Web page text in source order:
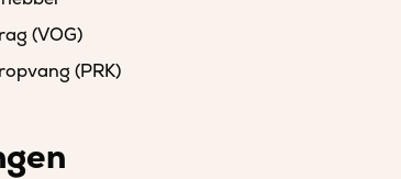
(VOG)
(PRK)